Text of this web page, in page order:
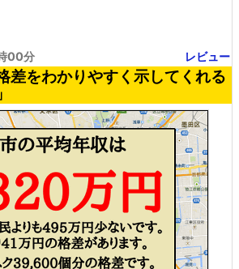
00分 レビュー
差をわかりやすく示してくれる